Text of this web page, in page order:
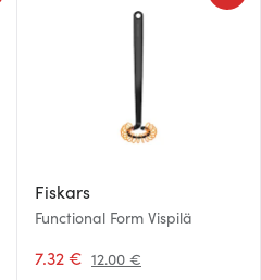
Fiskars
Functional Form Vispilä
7.32 € 12.00 €